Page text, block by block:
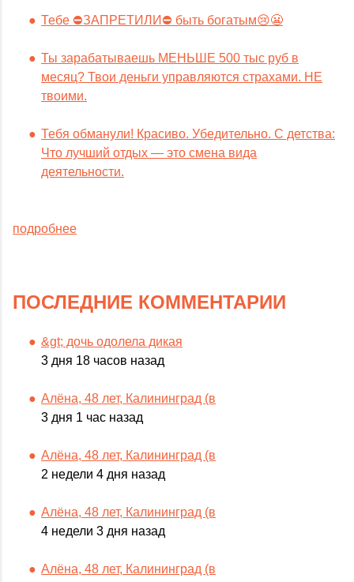
Тебе ⛔️ЗАПРЕТИЛИ⛔️ быть богатым😢😬
Ты зарабатываешь МЕНЬШЕ 500 тыс руб в
месяц? Твои деньги управляются страхами. НЕ
твоими.
Тебя обманули! Красиво. Убедительно. С детства:
Что лучший отдых — это смена вида
деятельности.
подробнее
ПОСЛЕДНИЕ КОММЕНТАРИИ
&gt; дочь одолела дикая
3 дня 18 часов назад
Алёна, 48 лет, Калининград (в
3 дня 1 час назад
Алёна, 48 лет, Калининград (в
2 недели 4 дня назад
Алёна, 48 лет, Калининград (в
4 недели 3 дня назад
Алёна, 48 лет, Калининград (в